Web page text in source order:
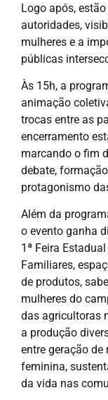
Logo após,
autoridades,
mulheres e a
públicas
Às 15h, a
animação
trocas entre as
encerramento
marcando o fim
debate,
protagonismo
Além da
o evento ganha
1ª Feira
Familiares,
de produtos,
mulheres do
das agricultoras
a produção
entre geração de
feminina,
da vida nas